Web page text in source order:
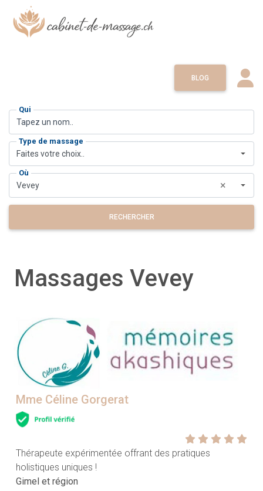
BLOG
Qui
Type de massage
Faites votre choix..
Où
Vevey ×
RECHERCHER
Massages Vevey
Mme Céline Gorgerat
Thérapeute expérimentée offrant des pratiques
holistiques uniques !
Gimel et région